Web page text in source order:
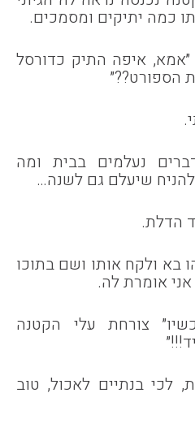
כמה יתיקים ומסמכים.
איפה התיק כדורסל
הספורט??״
נעלמים בבית ומה
שיעלם גם לשנה…
הדלת.
בא ולקח אותו ושם בתוכו
אומרת לה.
צורחת עלי הקטנה
לכי בנתיים לאכול, טוב